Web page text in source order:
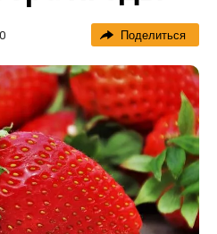
Поделиться